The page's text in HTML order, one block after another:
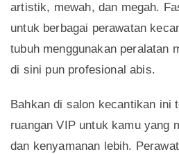
artistik, mewah, dan megah.
untuk berbagai perawatan
tubuh menggunakan peralatan
di sini pun profesional abis.
Bahkan di salon kecantikan ini
ruangan VIP untuk kamu yang
dan kenyamanan lebih.